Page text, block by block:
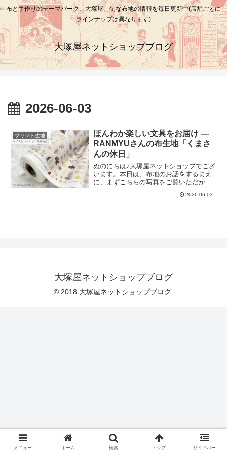
布と手作りのテーマパーク、大塚屋。旬な布地の情報を毎日更新中(店舗ごとに
ラインナップは異なります)
大塚屋ネットショップブログ
2026-06-03
プリント生地
ほんわか楽しい文具をお届け ―
RANMYUさんの布生地「くまさ
んの休日」
ぬのにちは♪大塚屋ネットショップでござ
います。本日は、布地のお話をするまえ
に、まずこちらの写真をご覧いただかね
ばなりません。これは、インクをつけて
ポンッと押すタイプの、ゴムはんこで
しているわけではありません。ですが、
その立ち姿からは絶妙な優しさが滲み出
ていて、こちら側がおだやかな笑顔にな
ってしまいそうです。
2026.06.03
大塚屋ネットショップブログ
© 2018 大塚屋ネットショップブログ.
メニュー ホーム 検索 トップ サイドバー